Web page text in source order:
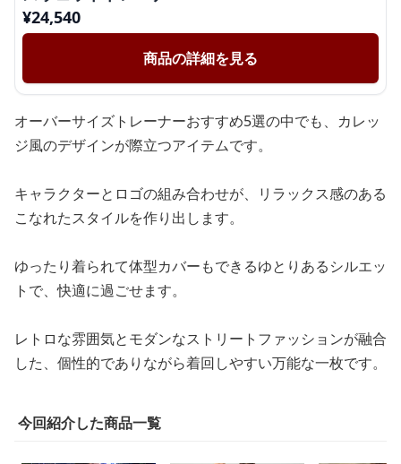
¥24,540
商品の詳細を見る
オーバーサイズトレーナーおすすめ5選の中でも、カレッ
ジ風のデザインが際立つアイテムです。
キャラクターとロゴの組み合わせが、リラックス感のある
こなれたスタイルを作り出します。
ゆったり着られて体型カバーもできるゆとりあるシルエッ
トで、快適に過ごせます。
レトロな雰囲気とモダンなストリートファッションが融合
した、個性的でありながら着回しやすい万能な一枚です。
今回紹介した商品一覧